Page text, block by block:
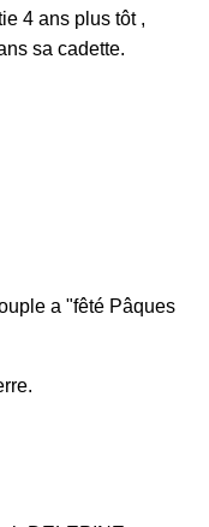
4 ans plus tôt ,
sa cadette.
a "fêté Pâques